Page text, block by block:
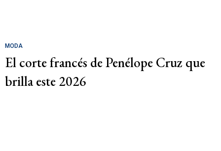
MODA
El corte francés de Penélope Cruz que
brilla este 2026